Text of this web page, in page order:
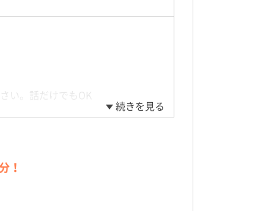
い。話だけでもOK
続きを見る
！